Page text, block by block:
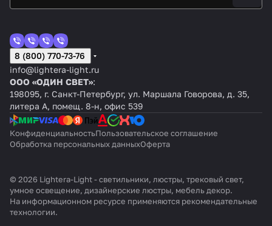
8 (800) 770-73-76
info@lightera-light.ru
ООО «ОДИН СВЕТ»:
198095, г. Санкт-Петербург, ул. Маршала Говорова, д. 35,
литера А, помещ. 8-н, офис 539
КонфиденциальностьПользовательское соглашение
Обработка персональных данныхОферта
© 2026 Lightera-Light - светильники, люстры, трековый свет,
умное освещение, дизайнерские люстры, мебель декор.
На информационном ресурсе применяются рекомендательные
технологии.